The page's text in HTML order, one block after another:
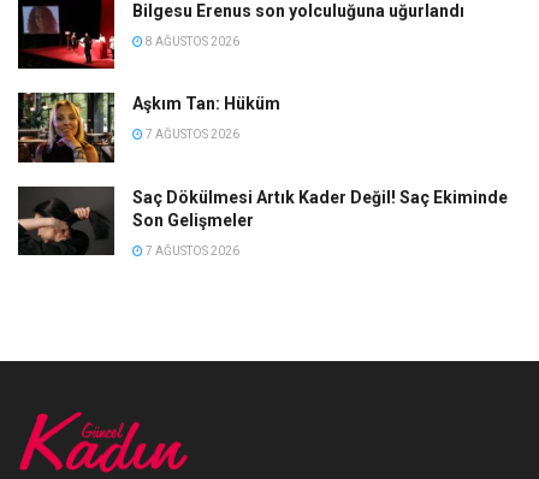
Bilgesu Erenus son yolculuğuna uğurlandı
8 AĞUSTOS 2026
Aşkım Tan: Hüküm
7 AĞUSTOS 2026
Saç Dökülmesi Artık Kader Değil! Saç Ekiminde
Son Gelişmeler
7 AĞUSTOS 2026